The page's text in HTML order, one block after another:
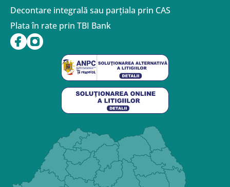
Decontare integrală sau parțiala prin CAS
Plata în rate prin TBI Bank